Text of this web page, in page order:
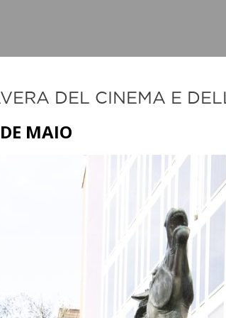
DEL CINEMA E
MAIO